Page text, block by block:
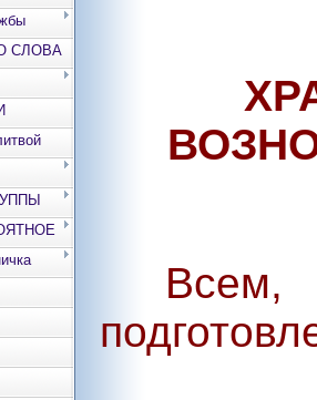
СЛОВА
Всем,